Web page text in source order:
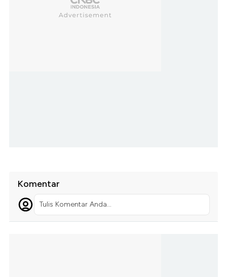
Komentar
Tulis Komentar Anda...